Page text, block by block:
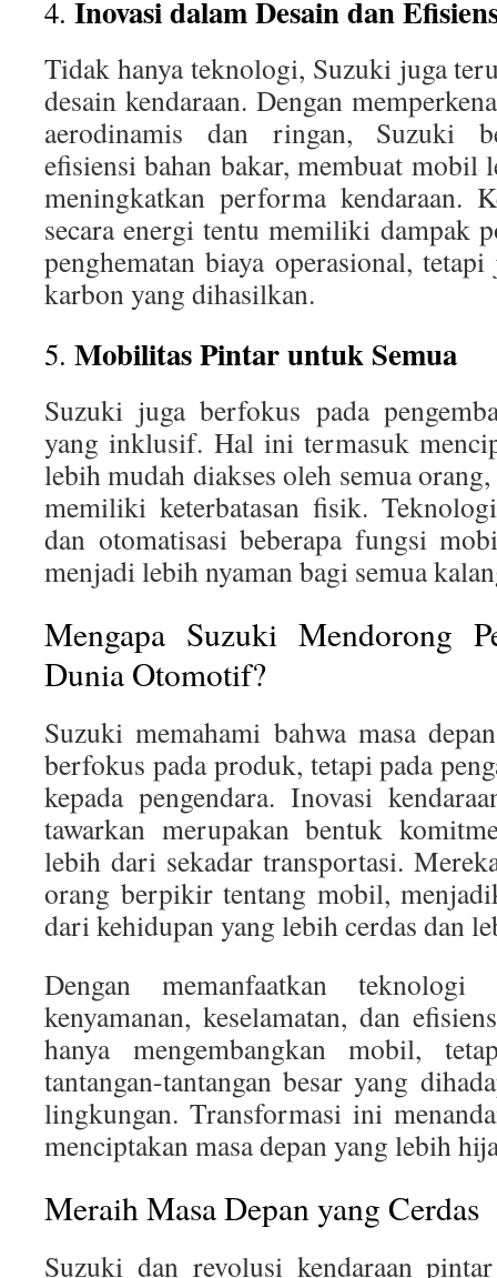
4. Inovasi dalam Desain dan
Tidak hanya teknologi, Suzuki juga
desain kendaraan. Dengan
aerodinamis dan ringan, Suzuki
efisiensi bahan bakar, membuat mobil
meningkatkan performa kendaraan.
secara energi tentu memiliki dampak
penghematan biaya operasional,
karbon yang dihasilkan.
5. Mobilitas Pintar untuk Semua
Suzuki juga berfokus pada
yang inklusif. Hal ini termasuk
lebih mudah diakses oleh semua
memiliki keterbatasan fisik.
dan otomatisasi beberapa fungsi
menjadi lebih nyaman bagi semua
Mengapa Suzuki Mendorong
Dunia Otomotif?
Suzuki memahami bahwa masa
berfokus pada produk, tetapi pada
kepada pengendara. Inovasi
tawarkan merupakan bentuk
lebih dari sekadar transportasi.
orang berpikir tentang mobil,
dari kehidupan yang lebih cerdas dan
Dengan memanfaatkan teknologi
kenyamanan, keselamatan, dan
hanya mengembangkan mobil,
tantangan-tantangan besar yang
lingkungan. Transformasi ini
menciptakan masa depan yang lebih
Meraih Masa Depan yang Cerdas
Suzuki dan revolusi kendaraan